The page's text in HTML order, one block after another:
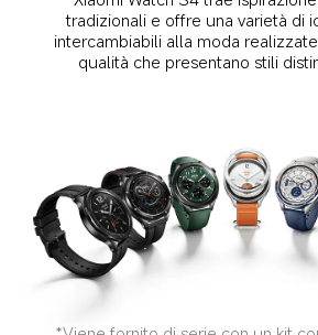
tradizionali e offre una varietà di
intercambiabili alla moda
qualità che presentano stili